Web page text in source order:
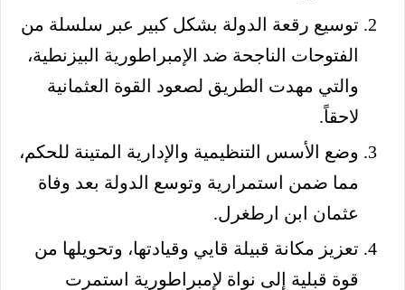
توسيع رقعة الدولة بشكل كبير عبر سلسلة من
الفتوحات الناجحة ضد الإمبراطورية البيزنطية،
والتي مهدت الطريق لصعود القوة العثمانية
لاحقاً.
وضع الأسس التنظيمية والإدارية المتينة للحكم،
مما ضمن استمرارية وتوسع الدولة بعد وفاة
عثمان ابن ارطغرل.
تعزيز مكانة قبيلة قايي وقيادتها، وتحويلها من
قوة قبلية إلى نواة لإمبراطورية استمرت